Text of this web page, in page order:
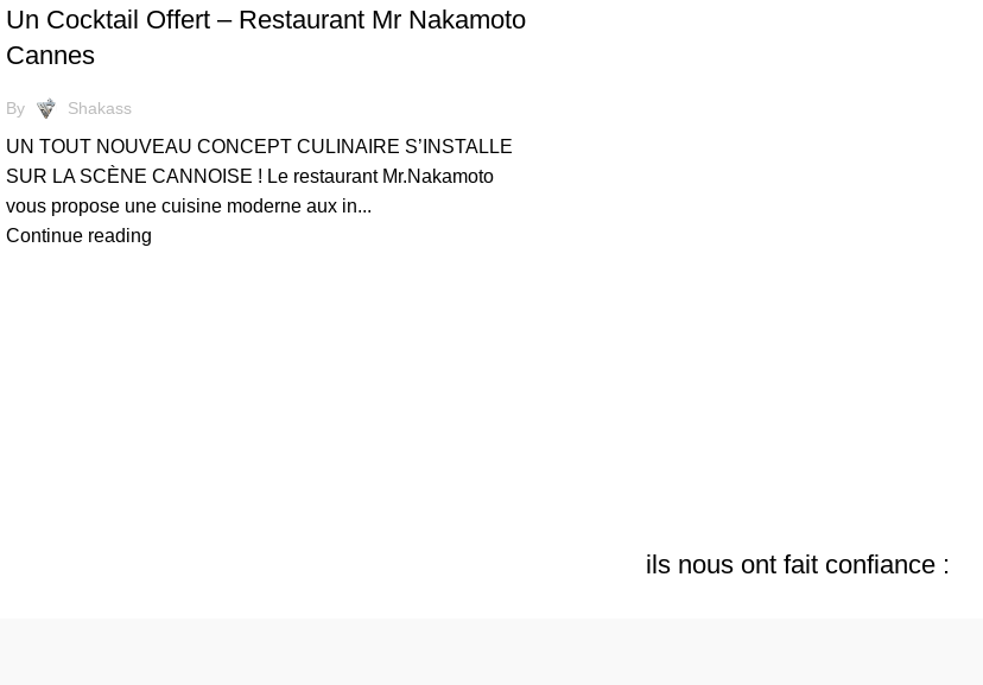
Un Cocktail Offert – Restaurant Mr Nakamoto
Cannes
By Shakass
UN TOUT NOUVEAU CONCEPT CULINAIRE S’INSTALLE
SUR LA SCÈNE CANNOISE ! Le restaurant Mr.Nakamoto
vous propose une cuisine moderne aux in...
Continue reading
ils nous ont fait confiance :